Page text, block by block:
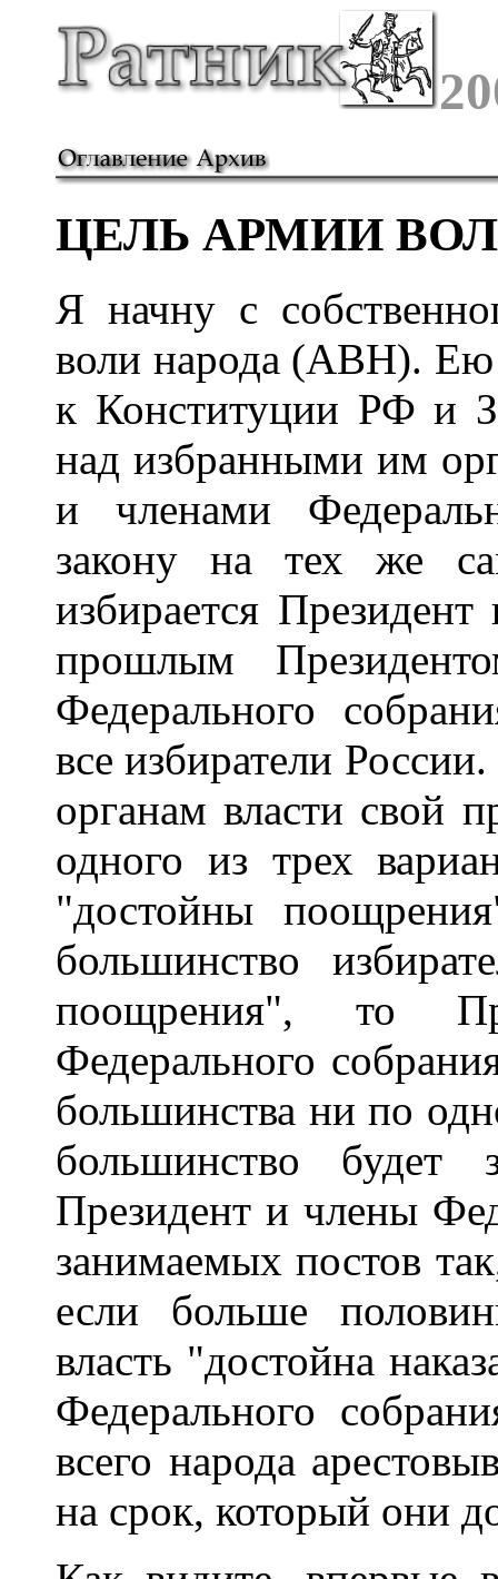
ЦЕЛЬ АРМИИ
Я начну с
воли народа (АВН). Ею
к Конституции РФ и
над избранными им
и членами
закону на тех же
избирается
прошлым
Федерального
все избиратели
органам власти свой
одного из трех
"достойны
большинство
поощрения", то
Федерального
большинства ни по
большинство будет
Президент и члены
занимаемых постов
если больше
власть "достойна
Федерального
всего народа
на срок, который они